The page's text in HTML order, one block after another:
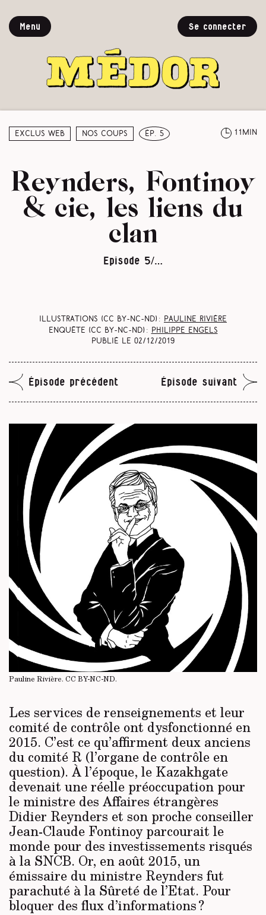
Menu Se connecter
Exclus web Nos coups ép. 5 11min
Reynders, Fontinoy
& cie, les liens du
clan
Episode 5/…
Illustrations (CC BY-NC-ND) : Pauline Rivière
Enquête (CC BY-NC-ND) :
Philippe Engels
Publié le 02/12/2019
Épisode précédent Épisode suivant
Pauline Rivière. CC BY-NC-ND.
Les services de renseignements et leur
comité de contrôle ont dysfonctionné en
2015. C’est ce qu’affirment deux anciens
du comité R (l’organe de contrôle en
question). À l’époque, le Kazakhgate
devenait une réelle préoccupation pour
le ministre des Affaires étrangères
Didier Reynders et son proche conseiller
Jean-Claude Fontinoy parcourait le
monde pour des investissements risqués
à la SNCB. Or, en août 2015, un
émissaire du ministre Reynders fut
parachuté à la Sûreté de l’Etat. Pour
bloquer des flux d’informations ?